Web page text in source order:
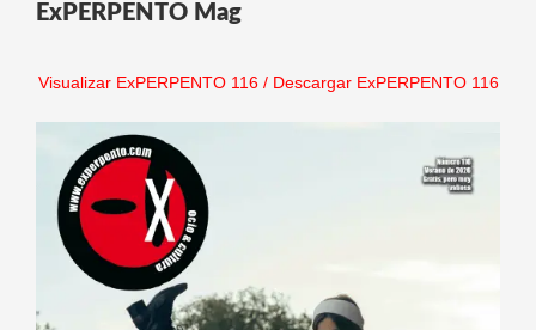
ExPERPENTO Mag
Visualizar ExPERPENTO 116/ Descargar ExPERPENTO 116